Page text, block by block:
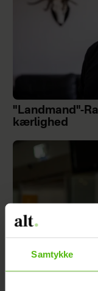
Samtykke
"Landmand"-
kærlighed